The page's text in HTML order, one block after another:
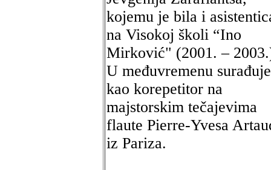
kojemu je bila i
na Visokoj školi “Ino
Mirković" (2001. –
U međuvremenu surađuje
kao korepetitor na
majstorskim tečajevima
flaute Pierre-Yvesa
iz Pariza.